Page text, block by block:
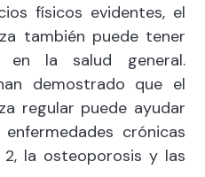
físicos evidentes, el
también puede tener
la salud general.
demostrado que el
regular puede ayudar
crónicas
la osteoporosis y las